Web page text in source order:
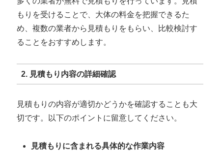
もりを受けることで、大体の料金を把握できるた
め、複数の業者から見積もりをもらい、比較検討す
ることをおすすめします。
2. 見積もり内容の詳細確認
見積もりの内容が適切かどうかを確認することも大
切です。以下のポイントに留意してください。
見積もりに含まれる具体的な作業内容